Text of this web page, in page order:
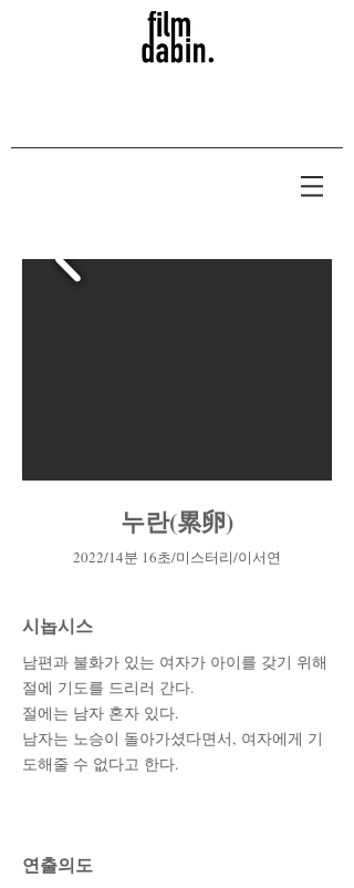
누란(累卵)
2022/14분 16초/미스터리/이서연
시놉시스
남편과 불화가 있는 여자가 아이를 갖기 위해
절에 기도를 드리러 간다.
절에는 남자 혼자 있다.
남자는 노승이 돌아가셨다면서, 여자에게 기
도해줄 수 없다고 한다.
​연출의도